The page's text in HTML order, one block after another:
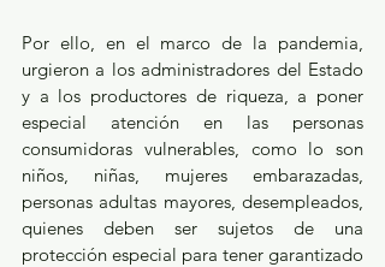
Por ello, en el marco de la pandemia,
urgieron a los administradores del Estado
y a los productores de riqueza, a poner
especial atención en las personas
consumidoras vulnerables, como lo son
niños, niñas, mujeres embarazadas,
personas adultas mayores, desempleados,
quienes deben ser sujetos de una
protección especial para tener garantizado